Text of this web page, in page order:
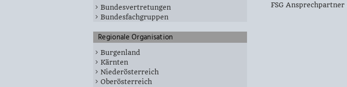
Bundesvertretungen
Bundesfachgruppen
Regionale Organisation
Burgenland
Kärnten
Niederösterreich
Oberösterreich
FSG Ansprechpartner